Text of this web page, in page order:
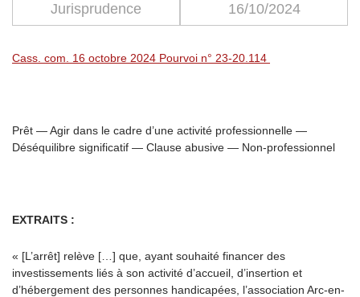
Jurisprudence 16/10/2024
Cass. com. 16 octobre 2024 Pourvoi n° 23-20.114
Prêt — Agir dans le cadre d’une activité professionnelle —
Déséquilibre significatif — Clause abusive — Non-professionnel
EXTRAITS :
« [L’arrêt] relève […] que, ayant souhaité financer des
investissements liés à son activité d’accueil, d’insertion et
d’hébergement des personnes handicapées, l’association Arc-en-